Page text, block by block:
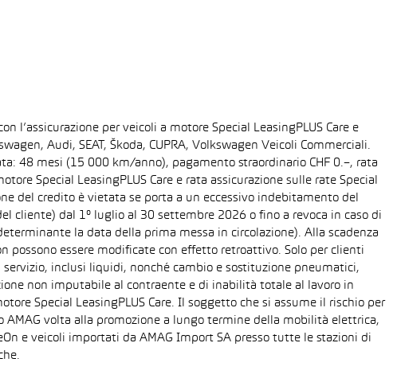
l’assicurazione per veicoli a motore Special LeasingPLUS Care e
Audi, SEAT, Škoda, CUPRA, Volkswagen Veicoli Commerciali.
48 mesi (15 000 km/anno), pagamento straordinario CHF 0.–, rata
Special LeasingPLUS Care e rata assicurazione sulle rate Special
del credito è vietata se porta a un eccessivo indebitamento del
cliente) dal 1° luglio al 30 settembre 2026 o fino a revoca in caso di
la data della prima messa in circolazione). Alla scadenza
possono essere modificate con effetto retroattivo. Solo per clienti
servizio, inclusi liquidi, nonché cambio e sostituzione pneumatici,
non imputabile al contraente e di inabilità totale al lavoro in
Special LeasingPLUS Care. Il soggetto che si assume il rischio per
AMAG volta alla promozione a lungo termine della mobilità elettrica,
e veicoli importati da AMAG Import SA presso tutte le stazioni di